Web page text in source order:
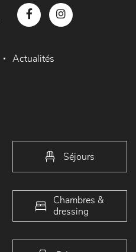
Actualités
Séjours
Chambres &
dressing